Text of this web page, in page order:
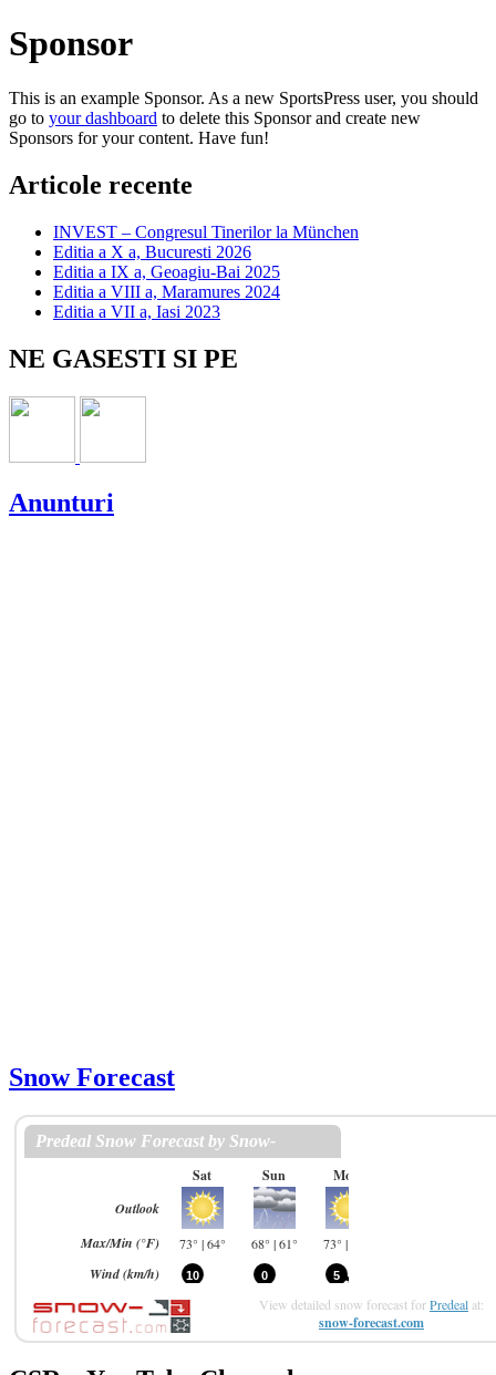
Sponsor
This is an example Sponsor. As a new SportsPress user, you should
go to your dashboard to delete this Sponsor and create new
Sponsors for your content. Have fun!
Articole recente
INVEST – Congresul Tinerilor la München
Editia a X a, Bucuresti 2026
Editia a IX a, Geoagiu-Bai 2025
Editia a VIII a, Maramures 2024
Editia a VII a, Iasi 2023
NE GASESTI SI PE
Anunturi
Snow Forecast
View detailed snow forecast forPredeal at:
snow-forecast.com